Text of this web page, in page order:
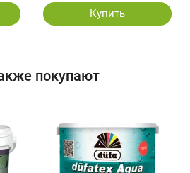
Купить
покупают